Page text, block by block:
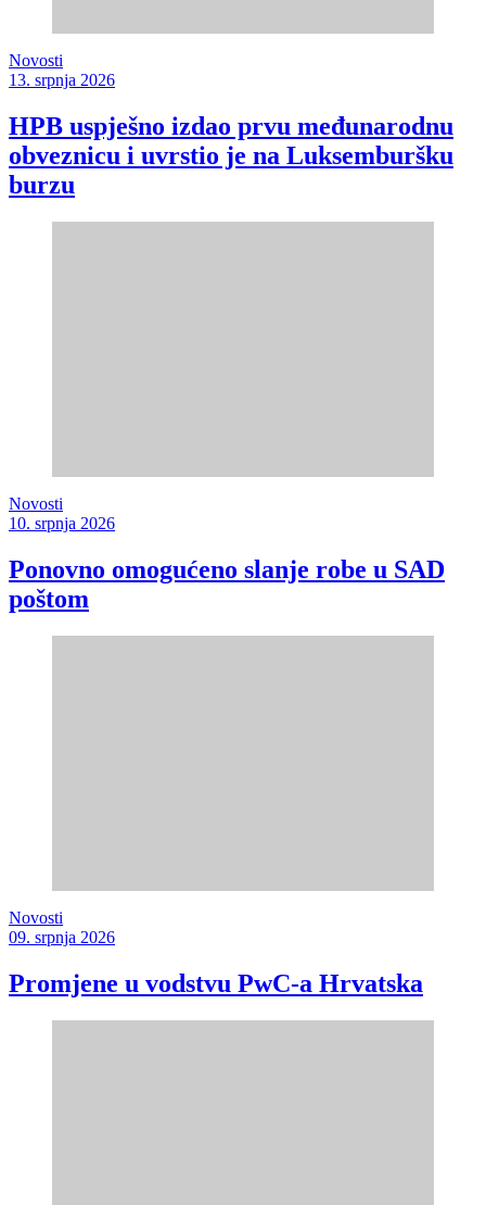
Novosti
13. srpnja 2026
HPB uspješno izdao prvu međunarodnu
obveznicu i uvrstio je na Luksemburšku
burzu
Novosti
10. srpnja 2026
Ponovno omogućeno slanje robe u SAD
poštom
Novosti
09. srpnja 2026
Promjene u vodstvu PwC-a Hrvatska